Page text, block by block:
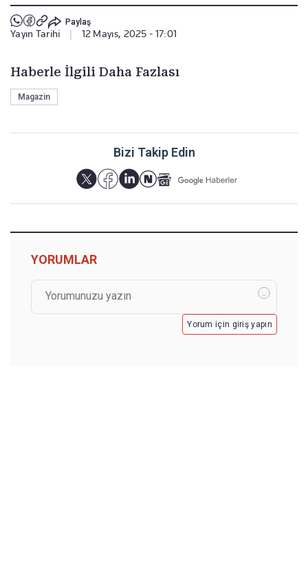
Paylaş
Yayın Tarihi 12 Mayıs, 2025 - 17:01
Haberle İlgili Daha Fazlası
Magazin
Bizi Takip Edin
YORUMLAR
Yorum için giriş yapın